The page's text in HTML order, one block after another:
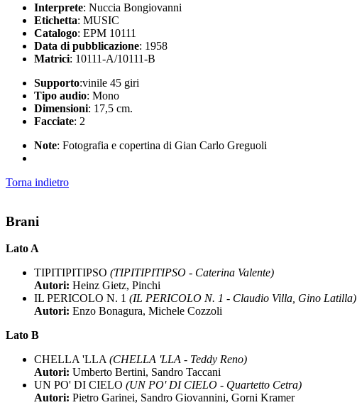
Interprete: Nuccia Bongiovanni
Etichetta: MUSIC
Catalogo: EPM 10111
Data di pubblicazione: 1958
Matrici: 10111-A/10111-B
Supporto:vinile 45 giri
Tipo audio: Mono
Dimensioni: 17,5 cm.
Facciate: 2
Note: Fotografia e copertina di Gian Carlo Greguoli
Torna indietro
Brani
Lato A
TIPITIPITIPSO (TIPITIPITIPSO - Caterina Valente)
Autori: Heinz Gietz, Pinchi
IL PERICOLO N. 1 (IL PERICOLO N. 1 - Claudio Villa, Gino Latilla)
Autori: Enzo Bonagura, Michele Cozzoli
Lato B
CHELLA 'LLA (CHELLA 'LLA - Teddy Reno)
Autori: Umberto Bertini, Sandro Taccani
UN PO' DI CIELO (UN PO' DI CIELO - Quartetto Cetra)
Autori: Pietro Garinei, Sandro Giovannini, Gorni Kramer